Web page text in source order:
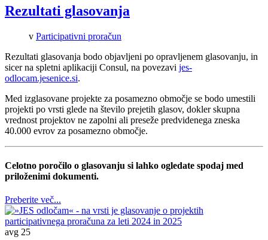
Rezultati glasovanja
v Participativni proračun
Rezultati glasovanja bodo objavljeni po opravljenem glasovanju, in
sicer na spletni aplikaciji Consul, na povezavi jes-
odlocam.jesenice.si.
Med izglasovane projekte za posamezno območje se bodo umestili
projekti po vrsti glede na število prejetih glasov, dokler skupna
vrednost projektov ne zapolni ali preseže predvidenega zneska
40.000 evrov za posamezno območje.
Celotno poročilo o glasovanju si lahko ogledate spodaj med
priloženimi dokumenti.
Preberite več...
avg 25